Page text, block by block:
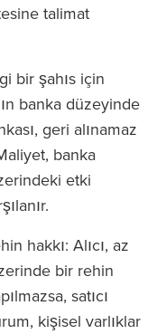
talimat
bir şahıs için
banka düzeyinde
geri alınamaz
banka
etki
hakkı: Alıcı, az
bir rehin
satıcı
kişisel varlıklar